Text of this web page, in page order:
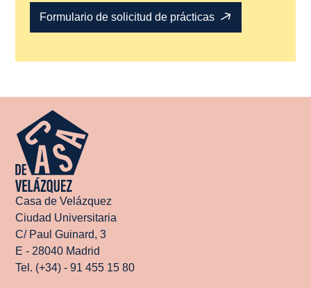
Formulario de solicitud de prácticas
Casa de Velázquez
Ciudad Universitaria
C/ Paul Guinard, 3
E - 28040 Madrid
Tel. (+34) - 91 455 15 80